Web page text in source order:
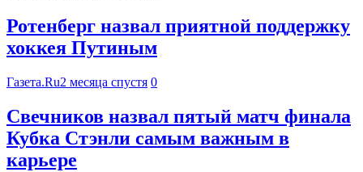
Ротенберг назвал приятной поддержку
хоккея Путиным
Газета.Ru2 месяца спустя 0
Свечников назвал пятый матч финала
Кубка Стэнли самым важным в
карьере